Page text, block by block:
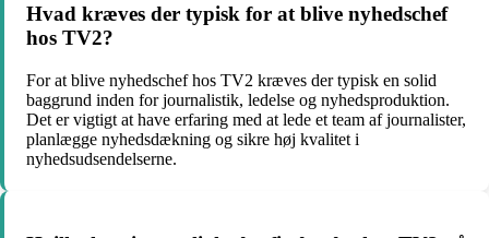
Hvad kræves der typisk for at blive nyhedschef
hos TV2?
For at blive nyhedschef hos TV2 kræves der typisk en solid
baggrund inden for journalistik, ledelse og nyhedsproduktion.
Det er vigtigt at have erfaring med at lede et team af journalister,
planlægge nyhedsdækning og sikre høj kvalitet i
nyhedsudsendelserne.